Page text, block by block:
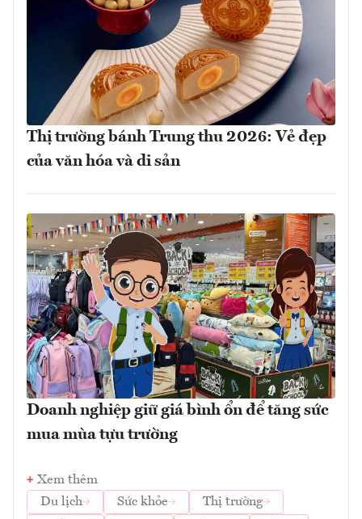
Thị trường bánh Trung thu 2026: Vẻ đẹp
của văn hóa và di sản
Doanh nghiệp giữ giá bình ổn để tăng sức
mua mùa tựu trường
Xem thêm
Du lịch
Sức khỏe
Thị trường